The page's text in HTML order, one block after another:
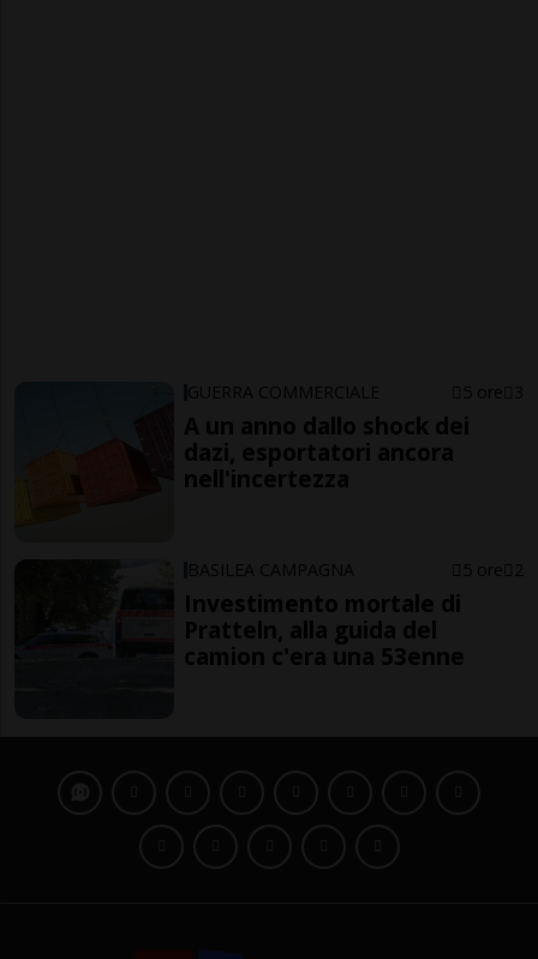
GUERRA COMMERCIALE 5 ore 3
A un anno dallo shock dei
dazi, esportatori ancora
nell'incertezza
BASILEA CAMPAGNA 5 ore 2
Investimento mortale di
Pratteln, alla guida del
camion c'era una 53enne